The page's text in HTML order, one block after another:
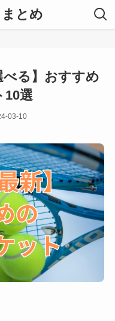
とめ
べる】おすすめ
10選
03-10